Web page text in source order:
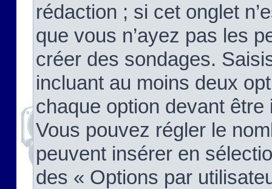
rédaction ; si cet onglet
que vous n’ayez pas les
créer des sondages.
incluant au moins deux
chaque option devant
Vous pouvez régler le
peuvent insérer en
des « Options par